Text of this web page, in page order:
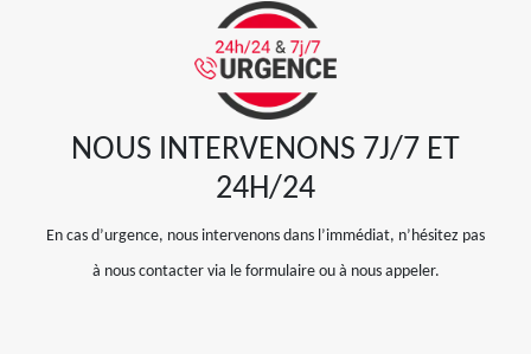
NOUS INTERVENONS 7J/7 ET
24H/24
En cas d’urgence, nous intervenons dans l’immédiat, n’hésitez pas
à nous contacter via le formulaire ou à nous appeler.